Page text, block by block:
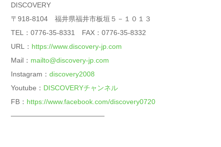
DISCOVERY
〒918-8104 福井県福井市板垣５－１０１３
TEL：0776-35-8331 FAX：0776-35-8332
URL： https://www.discovery-jp.com
Mail： mailto@discovery-jp.com
Instagram： discovery2008
Youtube： DISCOVERYチャンネル
FB： https://www.facebook.com/discovery0720
—————————————–